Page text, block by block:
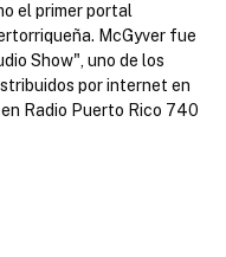
el primer portal
McGyver fue
Show", uno de los
por internet en
Radio Puerto Rico 740